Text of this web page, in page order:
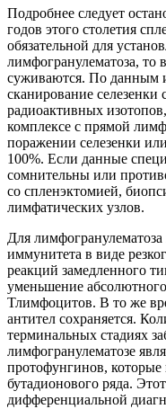
Подробнее следует
годов этого столетия
обязательной для
лимфогранулематоза, то
суживаются. По данным
сканирование
радиоактивных
комплексе с прямой
поражении селезенки
100%. Если данные
сомнительны или
со спленэктомией,
лимфатических узлов.
Для
иммунитета в виде
реакций замедленного
уменьшение
Тлимфоцитов. В то же
антител сохраняется.
терминальных стадиях
лимфогранулематозе
протофунгинов, которые
бутадионового ряда.
дифференциальной